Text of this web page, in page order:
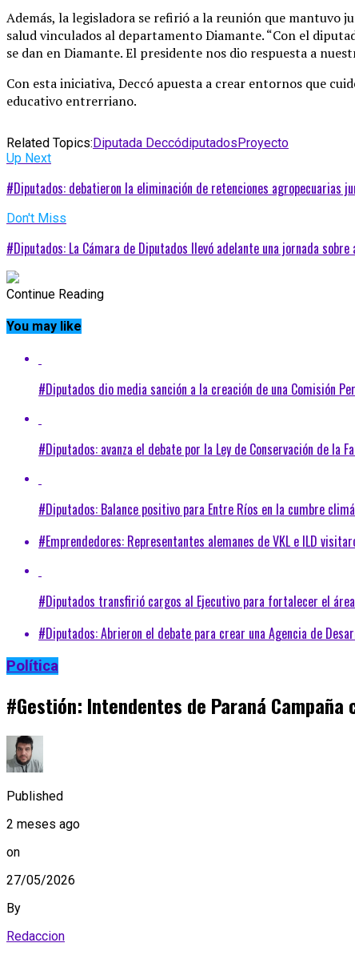
Además, la legisladora se refirió a la reunión que mantuvo
salud vinculados al departamento Diamante. “Con el
se dan en Diamante. El presidente nos dio respuesta a
Con esta iniciativa, Deccó apuesta a crear entornos que
educativo entrerriano.
Related Topics:Diputada DeccódiputadosProyecto
Up Next
#Diputados: debatieron la eliminación de retenciones agropecuarias
Don't Miss
#Diputados: La Cámara de Diputados llevó adelante una jornada
Continue Reading
You may like
#Diputados dio media sanción a la creación de una Comisión
#Diputados: avanza el debate por la Ley de Conservación de la
#Diputados: Balance positivo para Entre Ríos en la cumbre
#Emprendedores: Representantes alemanes de VKL e ILD
#Diputados transfirió cargos al Ejecutivo para fortalecer el
#Diputados: Abrieron el debate para crear una Agencia de
Política
#Gestión: Intendentes de Paraná
Published
2 meses ago
on
27/05/2026
By
Redaccion